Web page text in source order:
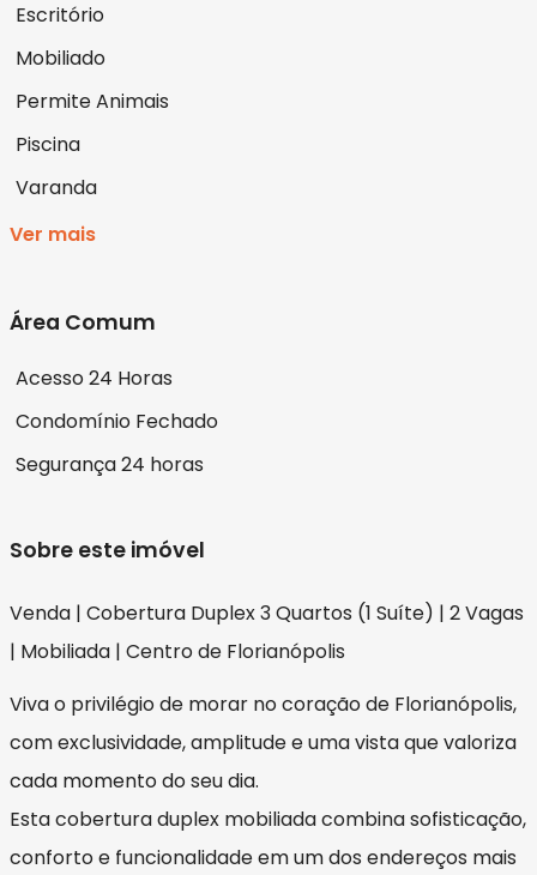
Escritório
Mobiliado
Permite Animais
Piscina
Varanda
Ver mais
Área Comum
Acesso 24 Horas
Condomínio Fechado
Segurança 24 horas
Sobre este imóvel
Venda | Cobertura Duplex 3 Quartos (1 Suíte) | 2 Vagas
| Mobiliada | Centro de Florianópolis
Viva o privilégio de morar no coração de Florianópolis,
com exclusividade, amplitude e uma vista que valoriza
cada momento do seu dia.
Esta cobertura duplex mobiliada combina sofisticação,
conforto e funcionalidade em um dos endereços mais